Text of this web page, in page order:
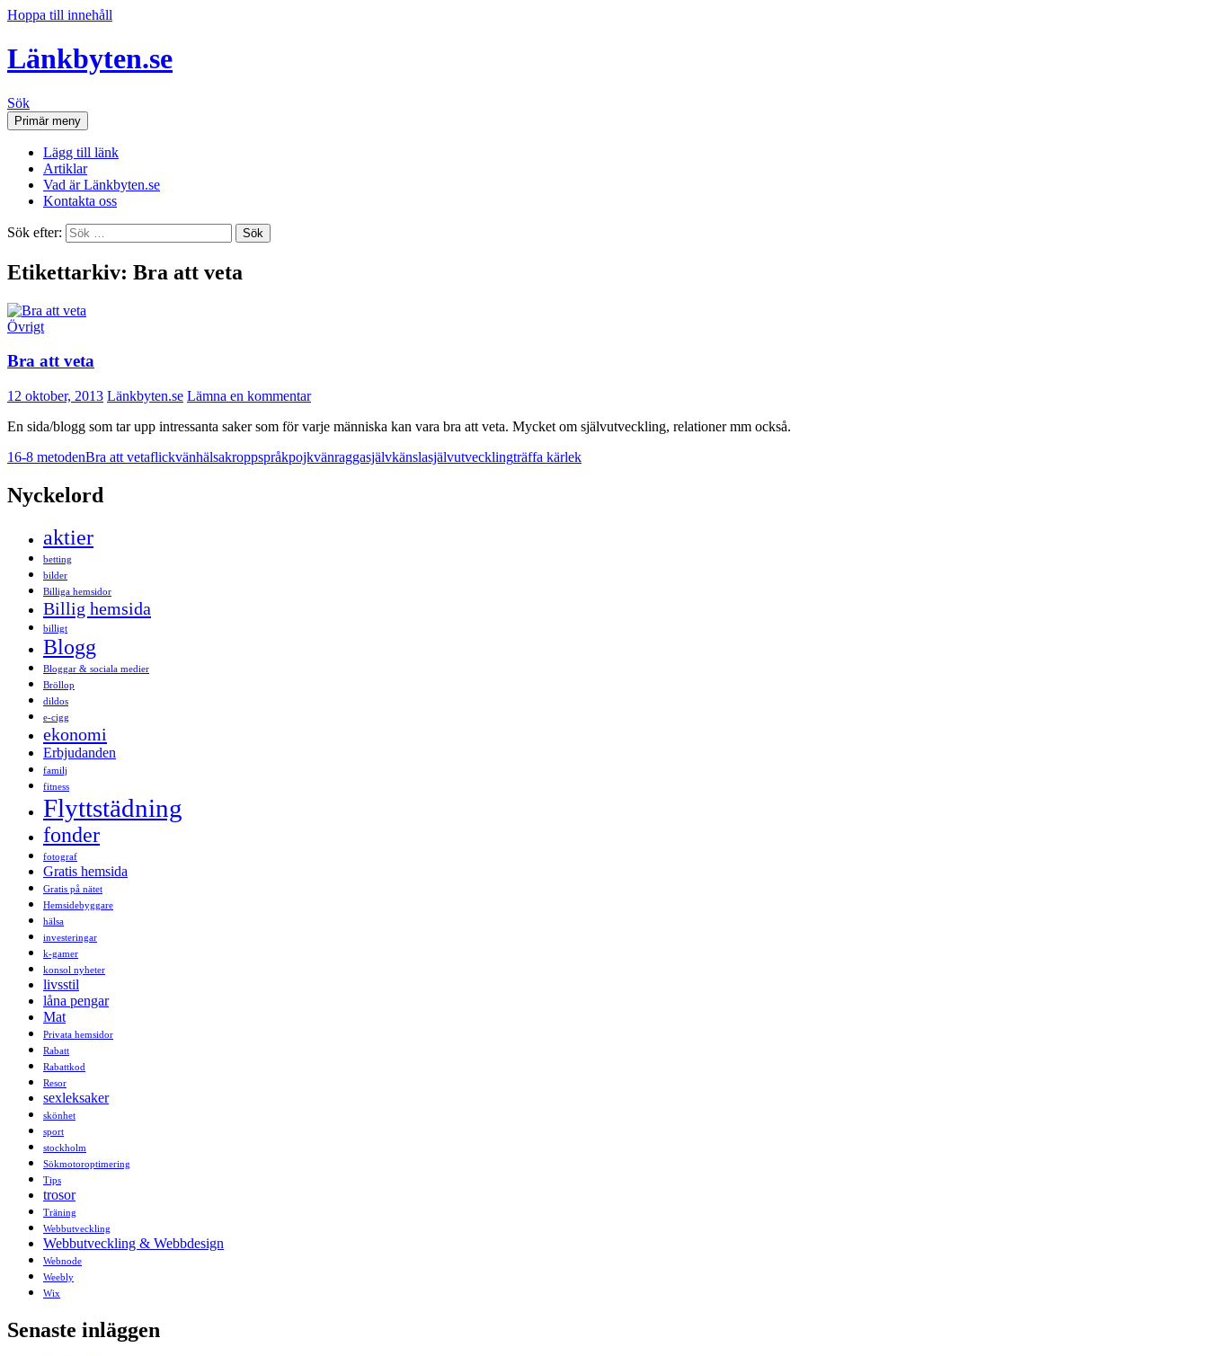
Hoppa till innehåll
Länkbyten.se
Sök
Primär meny
Lägg till länk
Artiklar
Vad är Länkbyten.se
Kontakta oss
Sök efter:
Etikettarkiv: Bra att veta
Övrigt
Bra att veta
12 oktober, 2013 Länkbyten.se Lämna en kommentar
En sida/blogg som tar upp intressanta saker som för varje människa kan vara bra att veta. Mycket om självutveckling, relationer mm också.
16-8 metodenBra att vetaflickvänhälsakroppspråkpojkvänraggasjälvkänslasjälvutvecklingträffa kärlek
Nyckelord
aktier
betting
bilder
Billiga hemsidor
Billig hemsida
billigt
Blogg
Bloggar & sociala medier
Bröllop
dildos
e-cigg
ekonomi
Erbjudanden
familj
fitness
Flyttstädning
fonder
fotograf
Gratis hemsida
Gratis på nätet
Hemsidebyggare
hälsa
investeringar
k-gamer
konsol nyheter
livsstil
låna pengar
Mat
Privata hemsidor
Rabatt
Rabattkod
Resor
sexleksaker
skönhet
sport
stockholm
Sökmotoroptimering
Tips
trosor
Träning
Webbutveckling
Webbutveckling & Webbdesign
Webnode
Weebly
Wix
Senaste inläggen